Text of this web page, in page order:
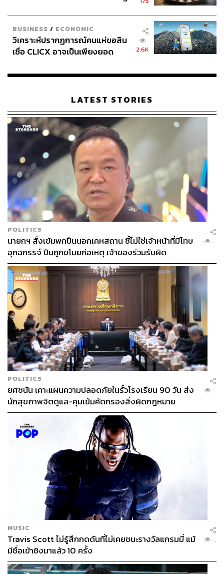
BUSINESS / ECONOMIC
วิเคราะห์ปรากฏการณ์คนแห่ขอสิน
เชื่อ CLICX อาจเป็นเพียงยอด
เรือนไทยที่ถูกซุกไว้
2.6K
LATEST STORIES
POLITICS
นายกฯ สั่งเข้มพกปืนนอกเคหสถาน ชี้ไม่ใช่เจ้าหน้าที่มีโทษ
อุกฉกรรจ์ ปืนถูกขโมยก่อเหตุ เจ้าของร่วมรับผิด
...
POLITICS
ยศชนัน เคาะแผนความปลอดภัยในรั้วโรงเรียน 90 วัน ส่ง
นักสุขภาพจิตดูแล-คุมเข้มคัดกรองสิ่งผิดกฎหมาย
...
MUSIC
Travis Scott ไม่รู้สึกกดดันที่ไม่เคยชนะรางวัลแกรมมี่ แม้
มีชื่อเข้าชิงมาแล้ว 10 ครั้ง
...